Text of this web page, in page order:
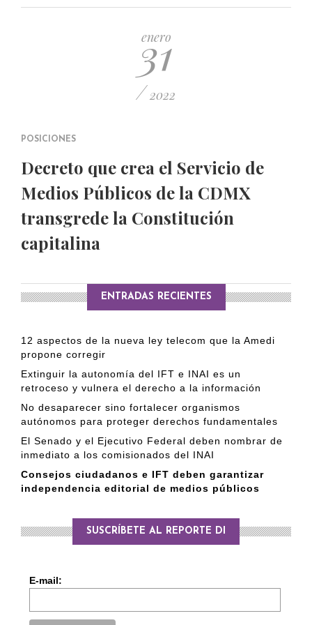
enero
31
/ 2022
POSICIONES
Decreto que crea el Servicio de
Medios Públicos de la CDMX
transgrede la Constitución
capitalina
ENTRADAS RECIENTES
12 aspectos de la nueva ley telecom que la Amedi
propone corregir
Extinguir la autonomía del IFT e INAI es un
retroceso y vulnera el derecho a la información
No desaparecer sino fortalecer organismos
autónomos para proteger derechos fundamentales
El Senado y el Ejecutivo Federal deben nombrar de
inmediato a los comisionados del INAI
Consejos ciudadanos e IFT deben garantizar
independencia editorial de medios públicos
SUSCRÍBETE AL REPORTE DI
E-mail: